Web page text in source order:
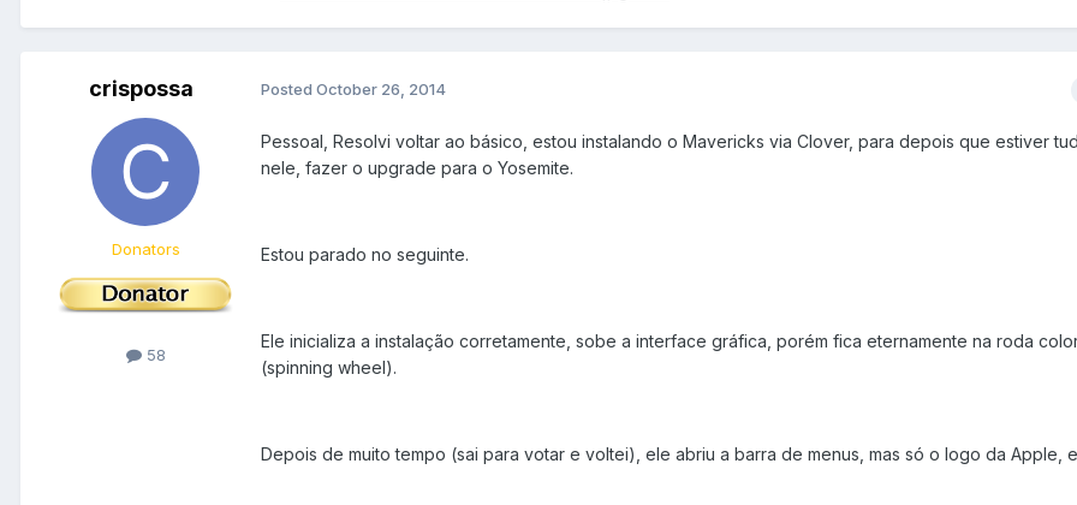
crispossa
Donators
58
Posted October 26, 2014
Pessoal, Resolvi voltar ao básico, estou instalando o Mavericks via Clover, para depois que estiver
nele, fazer o upgrade para o Yosemite.
Estou parado no seguinte.
Ele inicializa a instalação corretamente, sobe a interface gráfica, porém fica eternamente na roda
(spinning wheel).
Depois de muito tempo (sai para votar e voltei), ele abriu a barra de menus, mas só o logo da Apple,